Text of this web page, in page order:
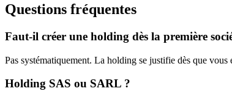
Questions fréquentes
Faut-il créer une holding dès la première
Pas systématiquement. La holding se justifie dès que
Holding SAS ou SARL ?